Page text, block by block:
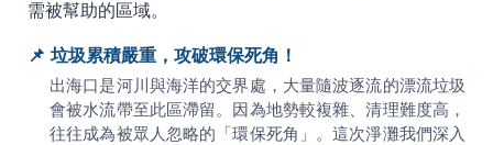
需被幫助的區域。
📌 垃圾累積嚴重，攻破環保死角！
出海口是河川與海洋的交界處，大量隨波逐流的漂流垃圾
會被水流帶至此區滯留。因為地勢較複雜、清理難度高，
往往成為被眾人忽略的「環保死角」。這次淨灘我們深入